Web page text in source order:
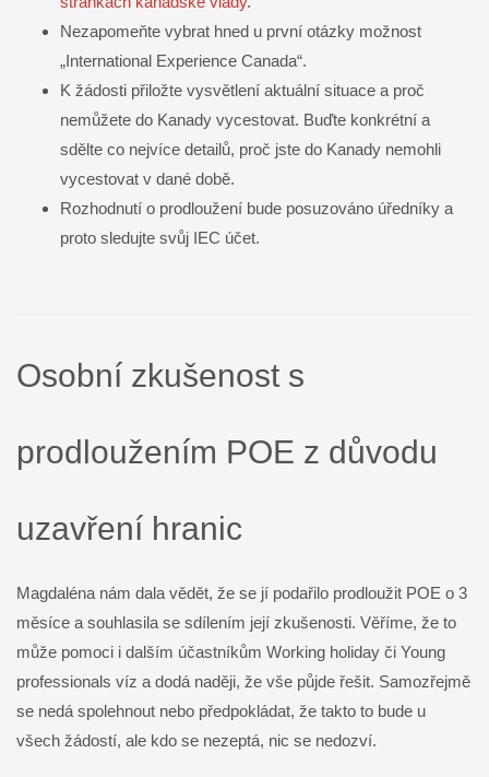
Nezapomeňte vybrat hned u první otázky možnost
„International Experience Canada“.
K žádosti přiložte vysvětlení aktuální situace a proč
nemůžete do Kanady vycestovat. Buďte konkrétní a
sdělte co nejvíce detailů, proč jste do Kanady nemohli
vycestovat v dané době.
Rozhodnutí o prodloužení bude posuzováno úředníky a
proto sledujte svůj IEC účet.
Osobní zkušenost s
prodloužením POE z důvodu
uzavření hranic
Magdaléna nám dala vědět, že se jí podařilo prodloužit POE o 3
měsíce a souhlasila se sdílením její zkušenosti. Věříme, že to
může pomoci i dalším účastníkům Working holiday či Young
professionals víz a dodá naději, že vše půjde řešit. Samozřejmě
se nedá spolehnout nebo předpokládat, že takto to bude u
všech žádostí, ale kdo se nezeptá, nic se nedozví.